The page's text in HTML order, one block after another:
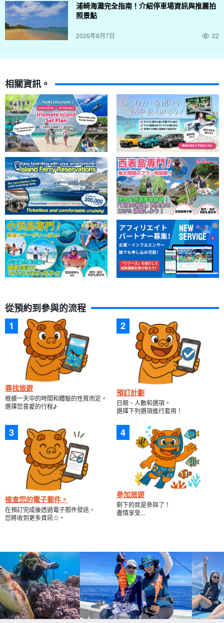
浦崎海灘完全指南！介紹停車場資訊與推薦拍
照景點
2026年8月7日 22
相關資訊。
從預約到參與的流程
尋找旅遊
根據一天中的時間和體驗的性質而定。
選擇您喜愛的行程♪
預訂計劃
日期、人數和選項。
選擇下列選項進行套用！
檢查您的電子郵件。
在預訂完成後透過電子郵件發送。
您將收到更多資訊☆。
參加旅遊
剩下的就是參與了！
盡情享受...